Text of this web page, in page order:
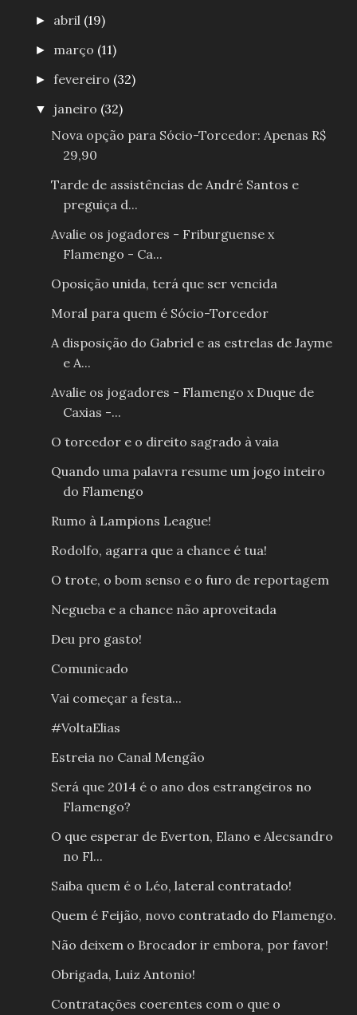
► abril (19)
► março (11)
►fevereiro (32)
▼ janeiro (32)
Nova opção para Sócio-Torcedor: Apenas R$
29,90
Tarde de assistências de André Santos e
preguiça d...
Avalie os jogadores - Friburguense x
Flamengo - Ca...
Oposição unida, terá que ser vencida
Moral para quem é Sócio-Torcedor
A disposição do Gabriel e as estrelas de Jayme
e A...
Avalie os jogadores - Flamengo x Duque de
Caxias -...
O torcedor e o direito sagrado à vaia
Quando uma palavra resume um jogo inteiro
do Flamengo
Rumo à Lampions League!
Rodolfo, agarra que a chance é tua!
O trote, o bom senso e o furo de reportagem
Negueba e a chance não aproveitada
Deu pro gasto!
Comunicado
Vai começar a festa...
#VoltaElias
Estreia no Canal Mengão
Será que 2014 é o ano dos estrangeiros no
Flamengo?
O que esperar de Everton, Elano e Alecsandro
no Fl...
Saiba quem é o Léo, lateral contratado!
Quem é Feijão, novo contratado do Flamengo.
Não deixem o Brocador ir embora, por favor!
Obrigada, Luiz Antonio!
Contratações coerentes com o que o